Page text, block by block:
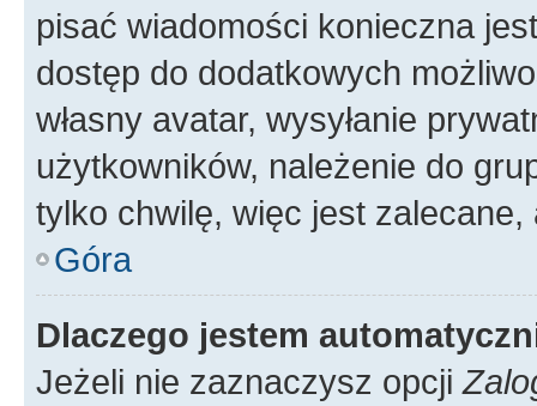
pisać wiadomości konieczna
dostęp do dodatkowych
własny avatar, wysyłanie
użytkowników, należenie do
tylko chwilę, więc jest zalecane,
Góra
Dlaczego jestem
Jeżeli nie zaznaczysz opcji